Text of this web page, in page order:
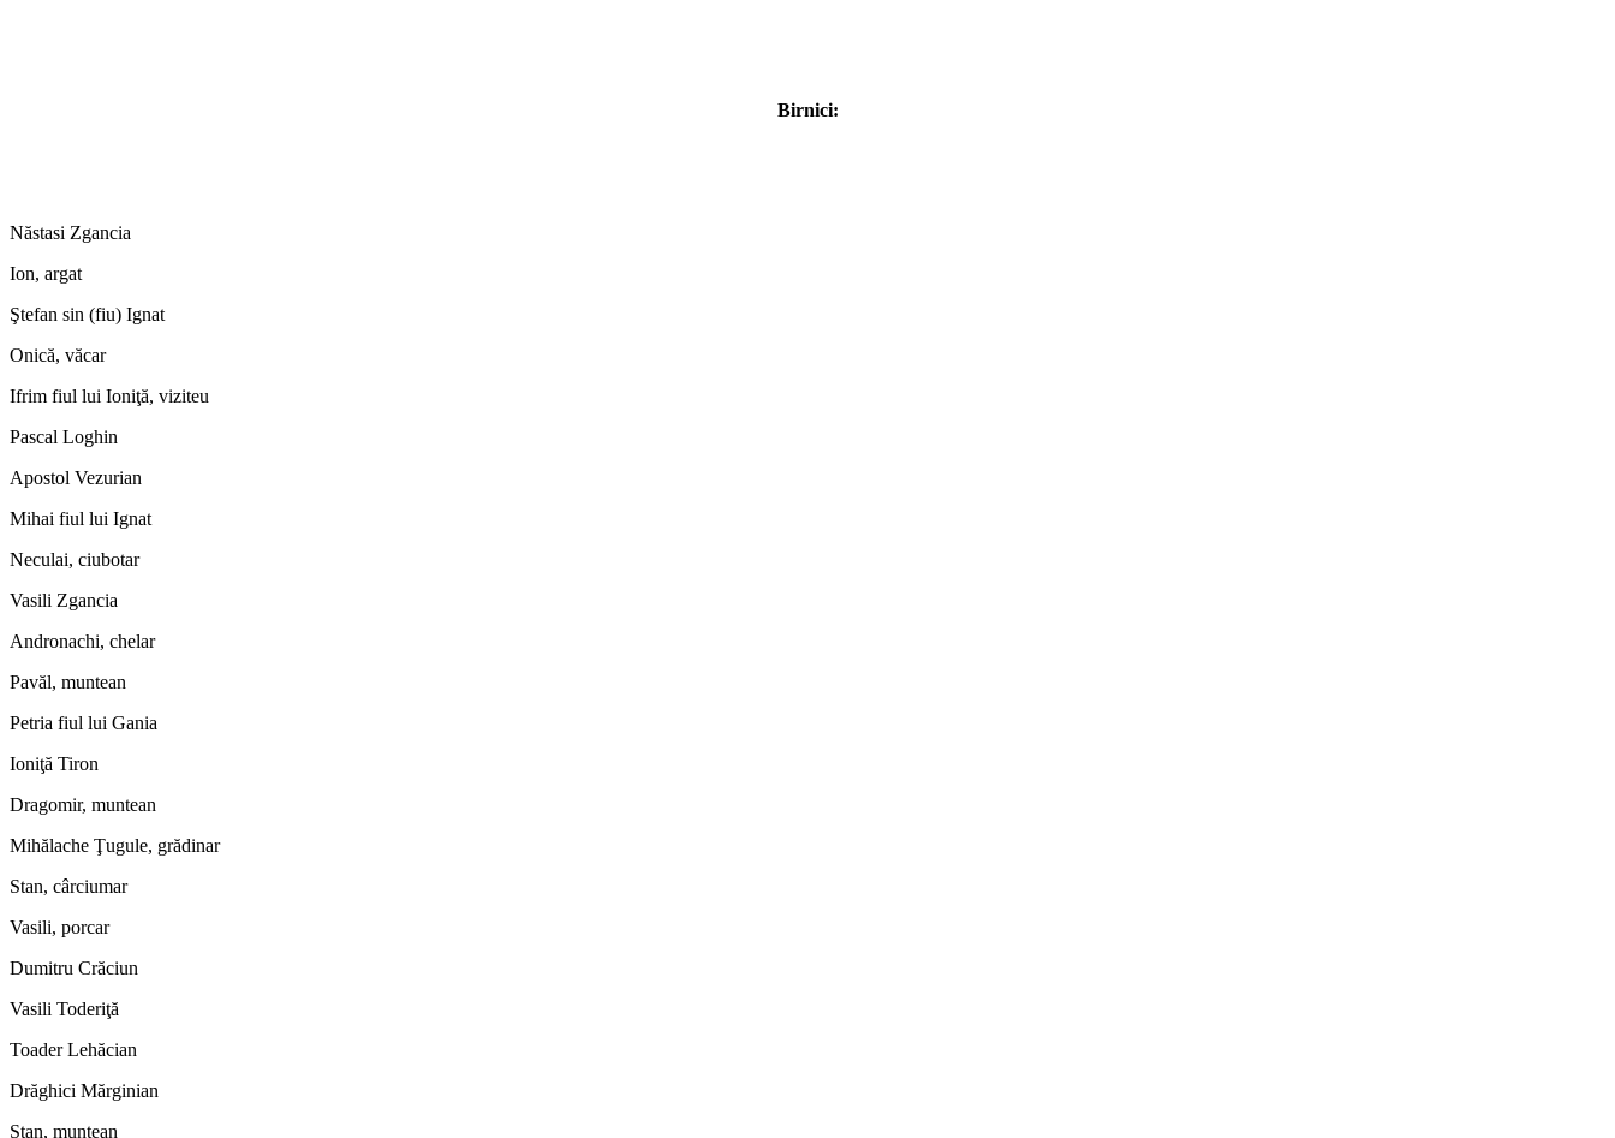
Birnici:
Năstasi Zgancia
Ion, argat
Ştefan sin (fiu) Ignat
Onică, văcar
Ifrim fiul lui Ioniţă, viziteu
Pascal Loghin
Apostol Vezurian
Mihai fiul lui Ignat
Neculai, ciubotar
Vasili Zgancia
Andronachi, chelar
Pavăl, muntean
Petria fiul lui Gania
Ioniţă Tiron
Dragomir, muntean
Mihălache Ţugule, grădinar
Stan, cârciumar
Vasili, porcar
Dumitru Crăciun
Vasili Toderiţă
Toader Lehăcian
Drăghici Mărginian
Stan, muntean